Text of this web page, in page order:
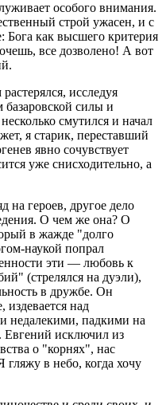
особого внимания.
строй ужасен, и с
Бога как высшего критерия
все дозволено! А вот
исследуя
силы и
смутился и начал
я старик, переставший
явно сочувствует
уже снисходительно, а
на героев, другое дело
О чем же она? О
в жажде "долго
наукой попрал
эти — любовь к
(стрелялся на дуэли),
в дружбе. Он
над
падкими на
Евгений исключил из
о "корнях", нас
в небо, когда хочу